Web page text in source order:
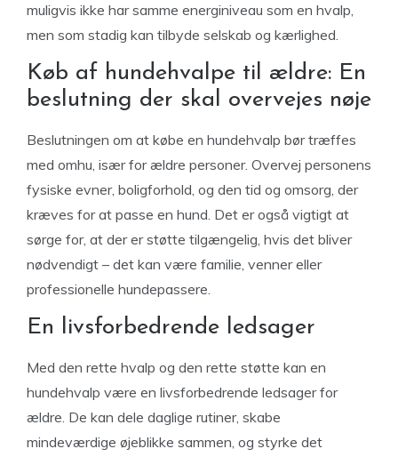
muligvis ikke har samme energiniveau som en hvalp,
men som stadig kan tilbyde selskab og kærlighed.
Køb af hundehvalpe til ældre: En
beslutning der skal overvejes nøje
Beslutningen om at købe en hundehvalp bør træffes
med omhu, især for ældre personer. Overvej personens
fysiske evner, boligforhold, og den tid og omsorg, der
kræves for at passe en hund. Det er også vigtigt at
sørge for, at der er støtte tilgængelig, hvis det bliver
nødvendigt – det kan være familie, venner eller
professionelle hundepassere.
En livsforbedrende ledsager
Med den rette hvalp og den rette støtte kan en
hundehvalp være en livsforbedrende ledsager for
ældre. De kan dele daglige rutiner, skabe
mindeværdige øjeblikke sammen, og styrke det